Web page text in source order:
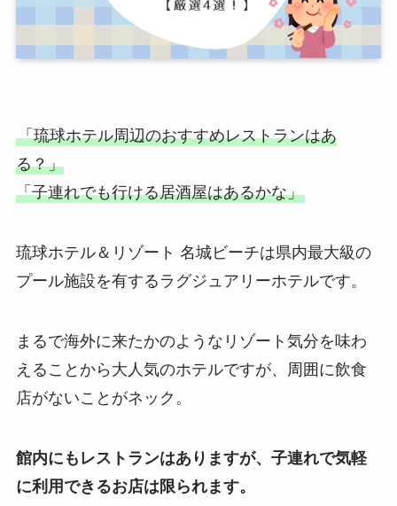
「琉球ホテル周辺のおすすめレストランはあ
る？」
「子連れでも行ける居酒屋はあるかな」
琉球ホテル＆リゾート 名城ビーチは県内最大級の
プール施設を有するラグジュアリーホテルです。
まるで海外に来たかのようなリゾート気分を味わ
えることから大人気のホテルですが、周囲に飲食
店がないことがネック。
館内にもレストランはありますが、子連れで気軽
に利用できるお店は限られます。